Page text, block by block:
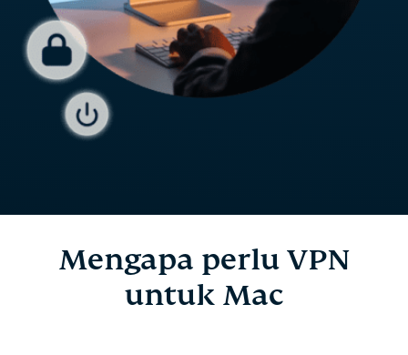
Mengapa perlu VPN
untuk Mac